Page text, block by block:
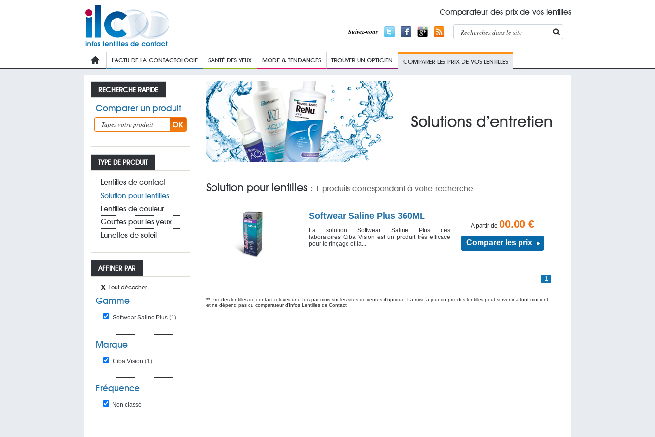
Comparateur des prix de vos lentilles
Suivez-nous
L’ACTU DE LA CONTACTOLOGIE SANTÉ DES YEUX MODE & TENDANCES TROUVER UN OPTICIEN COMPARER LES PRIX DE VOS LENTILLES
RECHERCHE RAPIDE
Comparer un produit
TYPE DE PRODUIT
Lentilles de contact
Solution pour lentilles
Lentilles de couleur
Gouttes pour les yeux
Lunettes de soleil
AFFINER PAR
Tout décocher
Gamme
Softwear Saline Plus (1)
Marque
Ciba Vision (1)
Fréquence
Non classé
Solution pour lentilles : 1 produits correspondant à votre recherche
Softwear Saline Plus 360ML
La solution Softwear Saline Plus des
laboratoires Ciba Vision est un produit très efficace
pour le rinçage et la...
A partir de 00.00 €
Comparer les prix
1
** Prix des lentilles de contact relevés une fois par mois sur les sites de ventes d’optique. La mise à jour du prix des lentilles peut survenir à tout moment
et ne dépend pas du comparateur d’Infos Lentilles de Contact.